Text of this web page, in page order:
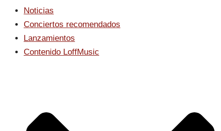
Noticias
Conciertos recomendados
Lanzamientos
Contenido LoffMusic